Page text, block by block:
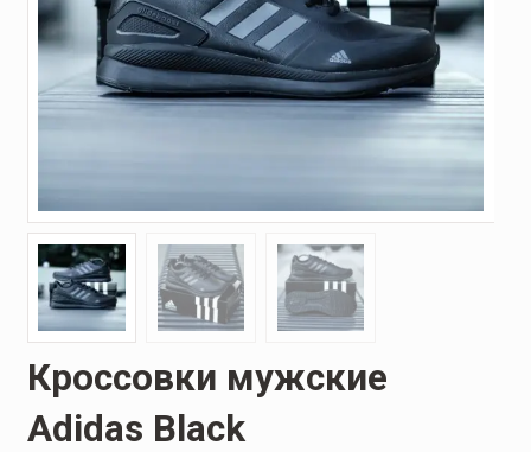
Кроссовки мужские
Adidas Black